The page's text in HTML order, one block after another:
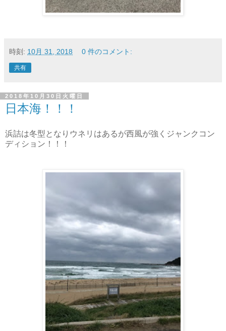
時刻: 10月 31, 2018 0 件のコメント:
共有
2018年10月30日火曜日
日本海！！！
浜詰は冬型となりウネリはあるが西風が強くジャンクコン
ディション！！！